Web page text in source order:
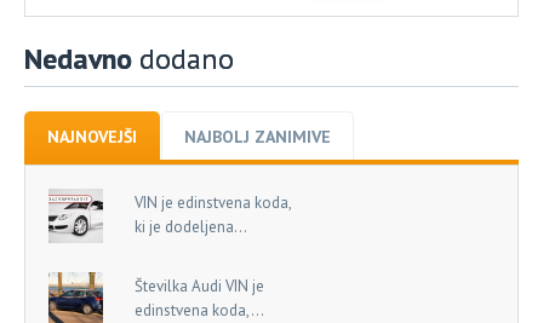
Nedavno dodano
NAJNOVEJŠI NAJBOLJ ZANIMIVE
VIN je edinstvena koda,
ki je dodeljena...
Številka Audi VIN je
edinstvena koda,...